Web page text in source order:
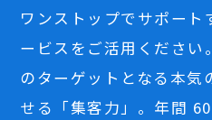
ワンストップでサポート
ービスをご活用ください
のターゲットとなる本気
せる「集客力」。年間